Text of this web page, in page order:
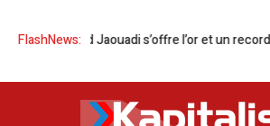
FlashNews:
| Ahmed Jaouadi s’offre l’or et un record du